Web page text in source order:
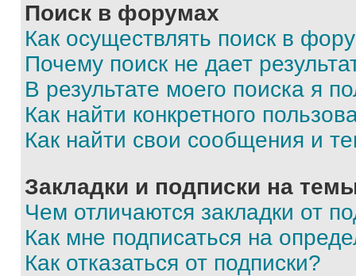
Поиск в форумах
Как осуществлять поиск в
Почему поиск не дает
В результате моего поиска я
Как найти конкретного
Как найти свои сообщения и
Закладки и подписки на
Чем отличаются закладки от
Как мне подписаться на
Как отказаться от подписки?